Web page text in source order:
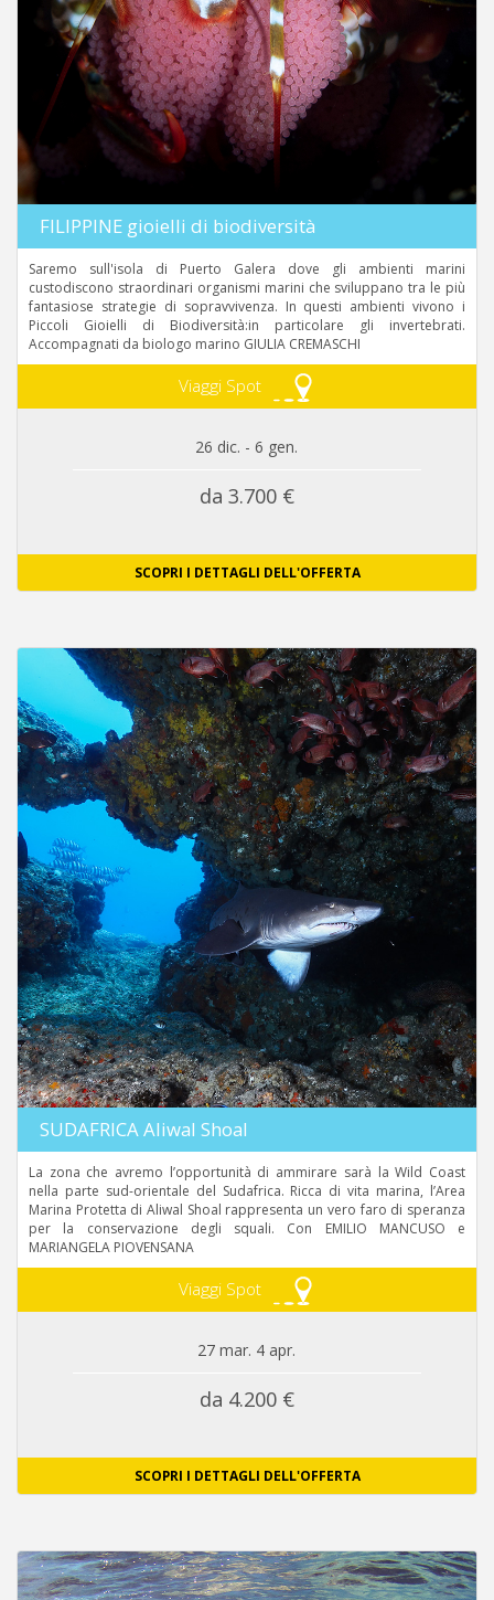
FILIPPINE gioielli di biodiversità
Saremo sull'isola di Puerto Galera dove gli ambienti marini
custodiscono straordinari organismi marini che sviluppano tra le più
fantasiose strategie di sopravvivenza. In questi ambienti vivono i
Piccoli Gioielli di Biodiversità:in particolare gli invertebrati.
Accompagnati da biologo marino GIULIA CREMASCHI
Viaggi Spot
26 dic. - 6 gen.
da 3.700 €
SCOPRI I DETTAGLI DELL'OFFERTA
SUDAFRICA Aliwal Shoal
La zona che avremo l’opportunità di ammirare sarà la Wild Coast
nella parte sud-orientale del Sudafrica. Ricca di vita marina, l’Area
Marina Protetta di Aliwal Shoal rappresenta un vero faro di speranza
per la conservazione degli squali. Con EMILIO MANCUSO e
MARIANGELA PIOVENSANA
Viaggi Spot
27 mar. 4 apr.
da 4.200 €
SCOPRI I DETTAGLI DELL'OFFERTA